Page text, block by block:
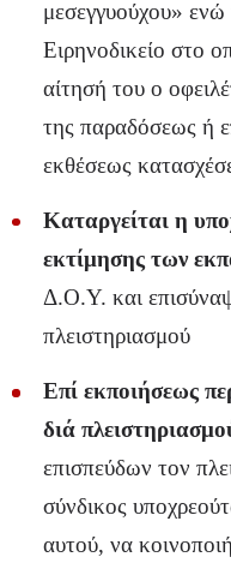
μεσεγγυούχου»
Ειρηνοδικείο στο
αίτησή του ο
της παραδόσεως ή
εκθέσεως
Καταργείται η
εκτίμησης των
Δ.Ο.Υ. και
πλειστηριασμού
Επί εκποιήσεως
διά
επισπεύδων τον
σύνδικος
αυτού, να